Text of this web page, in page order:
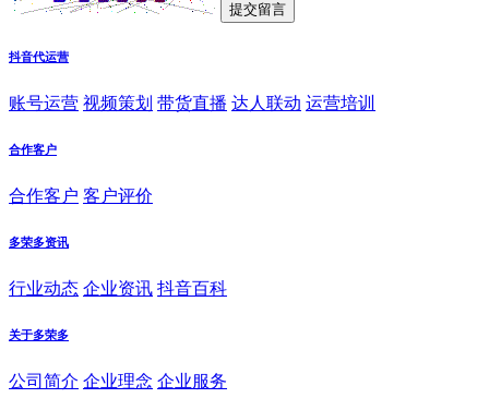
抖音代运营
账号运营 视频策划 带货直播 达人联动 运营培训
合作客户
合作客户 客户评价
多荣多资讯
行业动态 企业资讯 抖音百科
关于多荣多
公司简介 企业理念 企业服务